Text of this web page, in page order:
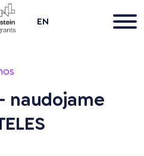
EN
naudojame